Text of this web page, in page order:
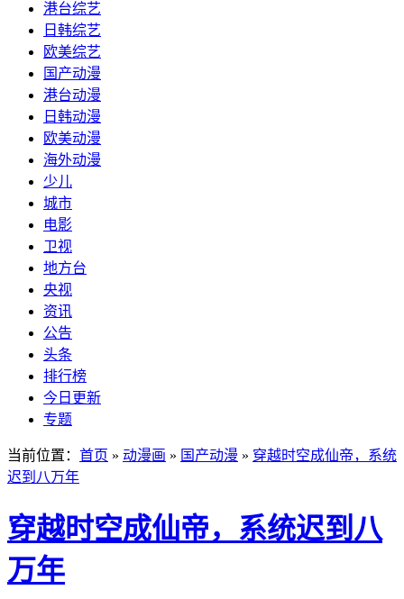
港台综艺
日韩综艺
欧美综艺
国产动漫
港台动漫
日韩动漫
欧美动漫
海外动漫
少儿
城市
电影
卫视
地方台
央视
资讯
公告
头条
排行榜
今日更新
专题
当前位置： 首页 » 动漫画 » 国产动漫 » 穿越时空成仙帝，系统
迟到八万年
穿越时空成仙帝，系统迟到八
万年